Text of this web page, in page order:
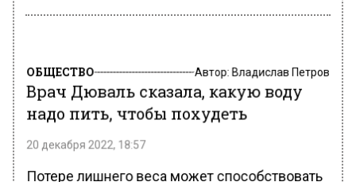
ОБЩЕСТВО Автор: Владислав Петров
Врач Дюваль сказала, какую воду
надо пить, чтобы похудеть
20 декабря 2022, 18:57
Потере лишнего веса может способствовать